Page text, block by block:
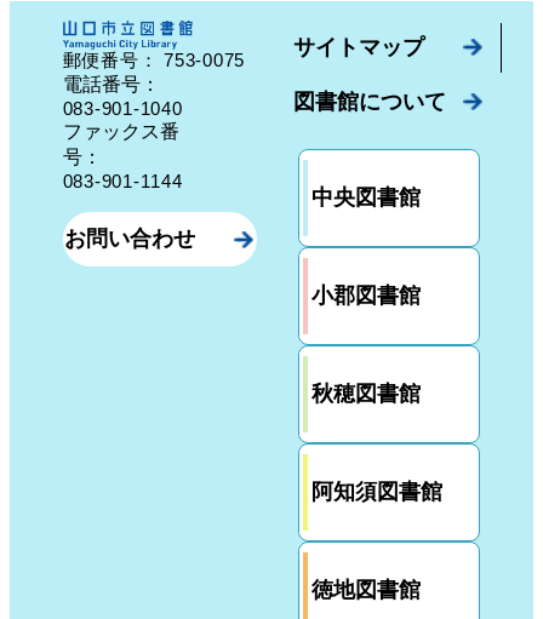
郵便番号：753-0075 山口県山口市中園町７番７号
電話番号：
083-901-1040
ファックス番
号：
083-901-1144
お問い合わせ
サイトマップ
図書館について
中央図書館
小郡図書館
秋穂図書館
阿知須図書館
徳地図書館